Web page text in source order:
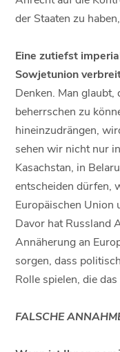
der Staaten zu
Eine zutiefst
Sowjetunion
Denken. Man glaubt,
beherrschen zu
hineinzudrängen,
sehen wir nicht nur
Kasachstan, in
entscheiden dürfen,
Europäischen Union
Davor hat Russland
Annäherung an
sorgen, dass
Rolle spielen, die
FALSCHE